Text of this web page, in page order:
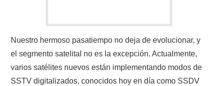
Nuestro hermoso pasatiempo no deja de evolucionar, y
el segmento satelital no es la excepción. Actualmente,
varios satélites nuevos están implementando modos de
SSTV digitalizados, conocidos hoy en día como SSDV